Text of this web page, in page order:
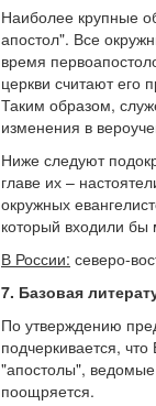
Наиболее крупные
апостол". Все
время
церкви считают его
Таким образом,
изменения в
Ниже следуют
главе их –
окружных
который входили бы
В России: северо-
7. Базовая
По утверждению
подчеркивается,
"апостолы",
поощряется.